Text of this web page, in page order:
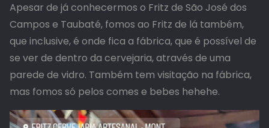
Apesar de já conhecermos o Fritz de São José dos
Campos e Taubaté, fomos ao Fritz de lá também,
que inclusive, é onde fica a fábrica, que é possível de
se ver de dentro da cervejaria, através de uma
parede de vidro. Também tem visitação na fábrica,
mas fomos só pelos comes e bebes hehehe.